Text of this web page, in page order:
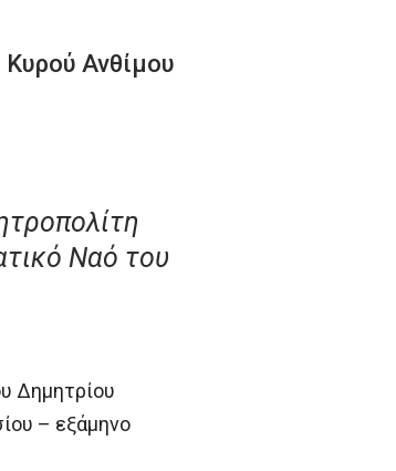
Ανθίμου
Ναό του
Δημητρίου
– εξάμηνο